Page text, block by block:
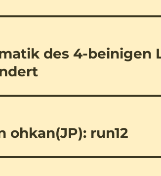
des 4-beinigen
ohkan(JP): run12